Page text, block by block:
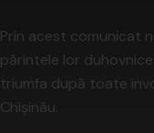
Prin acest comunicat
părintele lor
triumfa după toate
Chișinău.